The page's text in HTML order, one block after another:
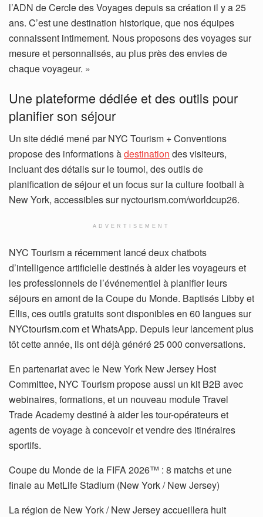
l’ADN de Cercle des Voyages depuis sa création il y a 25
ans. C’est une destination historique, que nos équipes
connaissent intimement. Nous proposons des voyages sur
mesure et personnalisés, au plus près des envies de
chaque voyageur. »
Une plateforme dédiée et des outils pour
planifier son séjour
Un site dédié mené par NYC Tourism + Conventions
propose des informations àdestination des visiteurs,
incluant des détails sur le tournoi, des outils de
planification de séjour et un focus sur la culture football à
New York, accessibles sur nyctourism.com/worldcup26.
ADVERTISEMENT
NYC Tourism a récemment lancé deux chatbots
d’intelligence artificielle destinés à aider les voyageurs et
les professionnels de l’événementiel à planifier leurs
séjours en amont de la Coupe du Monde. Baptisés Libby et
Ellis, ces outils gratuits sont disponibles en 60 langues sur
NYCtourism.com et WhatsApp. Depuis leur lancement plus
tôt cette année, ils ont déjà généré 25 000 conversations.
En partenariat avec le New York New Jersey Host
Committee, NYC Tourism propose aussi un kit B2B avec
webinaires, formations, et un nouveau module Travel
Trade Academy destiné à aider les tour-opérateurs et
agents de voyage à concevoir et vendre des itinéraires
sportifs.
Coupe du Monde de la FIFA 2026™ : 8 matchs et une
finale au MetLife Stadium (New York / New Jersey)
La région de New York / New Jersey accueillera huit